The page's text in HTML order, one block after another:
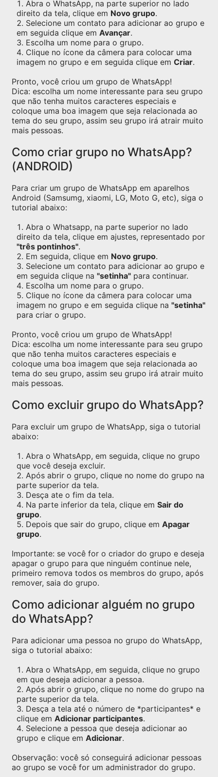
Abra o WhatsApp, na parte superior no lado
direito da tela, clique em Novo grupo.
Selecione um contato para adicionar ao grupo e
em seguida clique em Avançar.
Escolha um nome para o grupo.
Clique no ícone da câmera para colocar uma
imagem no grupo e em seguida clique em Criar.
Pronto, você criou um grupo de WhatsApp!
Dica: escolha um nome interessante para seu grupo
que não tenha muitos caracteres especiais e
coloque uma boa imagem que seja relacionada ao
tema do seu grupo, assim seu grupo irá atrair muito
mais pessoas.
Como criar grupo no WhatsApp?
(ANDROID)
Para criar um grupo de WhatsApp em aparelhos
Android (Samsumg, xiaomi, LG, Moto G, etc), siga o
tutorial abaixo:
Abra o Whatsapp, na parte superior no lado
direito da tela, clique em ajustes, representado por
"três pontinhos".
Em seguida, clique em Novo grupo.
Selecione um contato para adicionar ao grupo e
em seguida clique na "setinha" para continuar.
Escolha um nome para o grupo.
Clique no ícone da câmera para colocar uma
imagem no grupo e em seguida clique na "setinha"
para criar o grupo.
Pronto, você criou um grupo de WhatsApp!
Dica: escolha um nome interessante para seu grupo
que não tenha muitos caracteres especiais e
coloque uma boa imagem que seja relacionada ao
tema do seu grupo, assim seu grupo irá atrair muito
mais pessoas.
Como excluir grupo do WhatsApp?
Para excluir um grupo de WhatsApp, siga o tutorial
abaixo:
Abra o WhatsApp, em seguida, clique no grupo
que você deseja excluir.
Após abrir o grupo, clique no nome do grupo na
parte superior da tela.
Desça ate o fim da tela.
Na parte inferior da tela, clique em Sair do
grupo.
Depois que sair do grupo, clique em Apagar
grupo.
Importante: se você for o criador do grupo e deseja
apagar o grupo para que ninguém continue nele,
primeiro remova todos os membros do grupo, após
remover, saia do grupo.
Como adicionar alguém no grupo
do WhatsApp?
Para adicionar uma pessoa no grupo do WhatsApp,
siga o tutorial abaixo:
Abra o WhatsApp, em seguida, clique no grupo
em que deseja adicionar a pessoa.
Após abrir o grupo, clique no nome do grupo na
parte superior da tela.
Desça a tela até o número de *participantes* e
clique em Adicionar participantes.
Selecione a pessoa que deseja adicionar ao
grupo e clique em Adicionar.
Observação: você só conseguirá adicionar pessoas
ao grupo se você for um administrador do grupo.